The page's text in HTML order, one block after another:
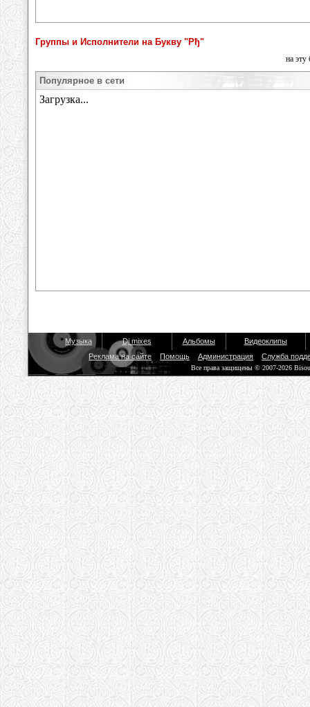
Группы и Исполнители на Букву "Рђ"
на эту
Популярное в сети
Музыка Dj mixes Альбомы
Видеоклипы
Реклама на сайте
Помощь Администрация Служба
Все права защищены © 2007-2026